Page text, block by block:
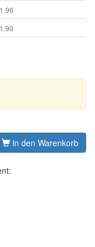
in den Warenkorb